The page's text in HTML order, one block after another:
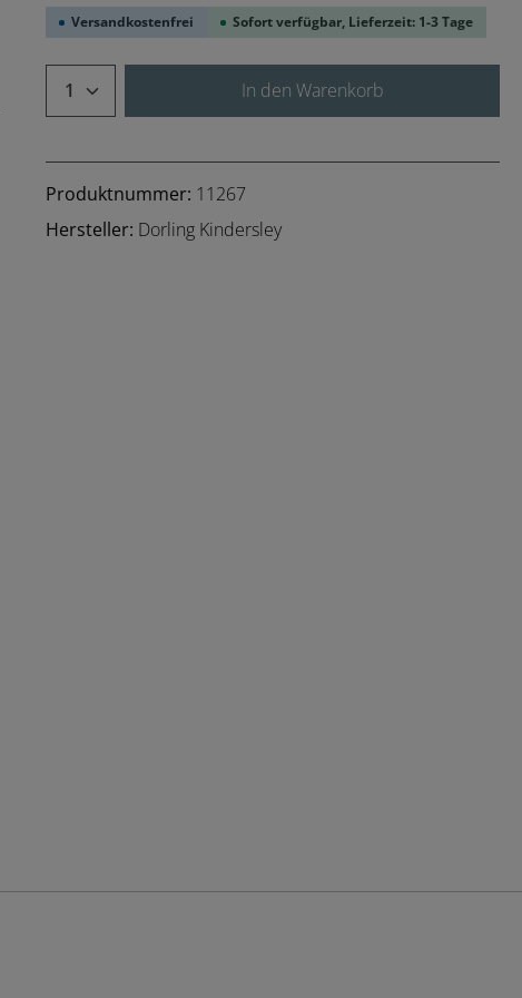
Versandkostenfrei Sofort verfügbar, Lieferzeit: 1-3 Tage
Produkt Anzahl: Gib den
In den Warenkorb
Produktnummer: 11267
Hersteller: Dorling Kindersley